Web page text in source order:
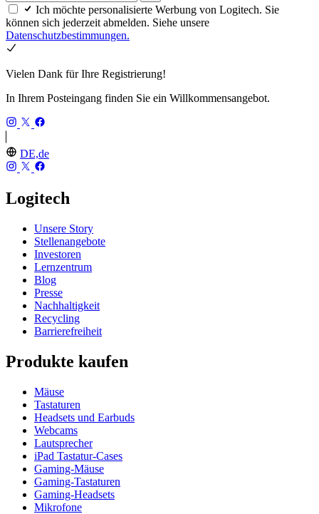
Ich möchte personalisierte Werbung von Logitech. Sie
können sich jederzeit abmelden. Siehe unsere
Datenschutzbestimmungen.
Vielen Dank für Ihre Registrierung!
In Ihrem Posteingang finden Sie ein Willkommensangebot.
DE,de
Logitech
Unsere Story
Stellenangebote
Investoren
Lernzentrum
Blog
Presse
Nachhaltigkeit
Recycling
Barrierefreiheit
Produkte kaufen
Mäuse
Tastaturen
Headsets und Earbuds
Webcams
Lautsprecher
iPad Tastatur-Cases
Gaming-Mäuse
Gaming-Tastaturen
Gaming-Headsets
Mikrofone